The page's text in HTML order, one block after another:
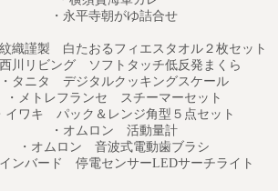
・永平寺朝がゆ詰合せ
製 白たおるフィエスタオル２枚セット
ビング ソフトタッチ低反発まくら
デジタルクッキングスケール
レフランセ スチーマーセット
パック＆レンジ角型５点セット
・オムロン 活動量計
ムロン 音波式電動歯ブラシ
ード 停電センサーLEDサーチライト